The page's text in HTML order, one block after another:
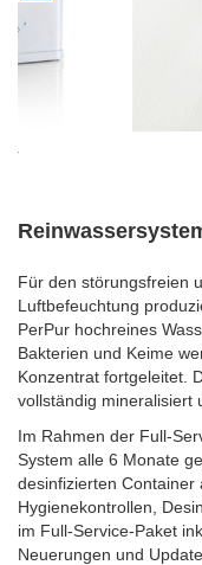
Für den störungsfreien
Luftbefeuchtung
PerPur hochreines
Bakterien und Keime
Konzentrat fortgeleitet.
vollständig mineralisiert
Im Rahmen der Full-
System alle 6 Monate
desinfizierten Container
Hygienekontrollen,
im Full-Service-Paket
Neuerungen und